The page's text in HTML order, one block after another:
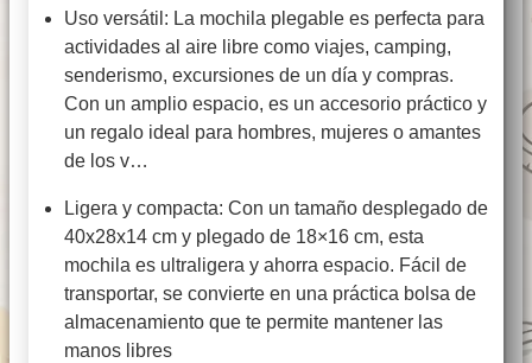
Uso versátil: La mochila plegable es perfecta para
actividades al aire libre como viajes, camping,
senderismo, excursiones de un día y compras.
Con un amplio espacio, es un accesorio práctico y
un regalo ideal para hombres, mujeres o amantes
de los v…
Ligera y compacta: Con un tamaño desplegado de
40x28x14 cm y plegado de 18×16 cm, esta
mochila es ultraligera y ahorra espacio. Fácil de
transportar, se convierte en una práctica bolsa de
almacenamiento que te permite mantener las
manos libres